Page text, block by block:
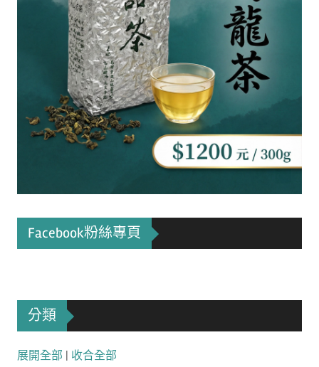
Facebook粉絲專頁
分類
展開全部 | 收合全部